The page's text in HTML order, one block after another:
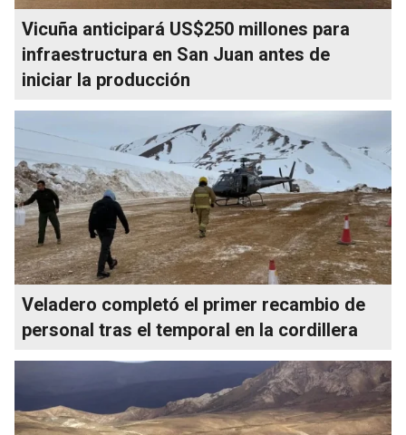
Vicuña anticipará US$250 millones para
infraestructura en San Juan antes de
iniciar la producción
Veladero completó el primer recambio de
personal tras el temporal en la cordillera